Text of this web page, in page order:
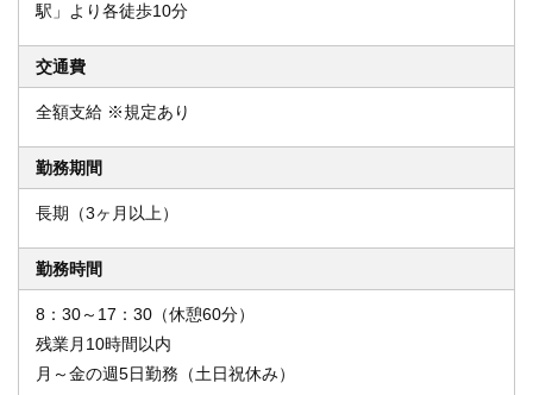
駅」より各徒歩10分
交通費
全額支給 ※規定あり
勤務期間
長期（3ヶ月以上）
勤務時間
8：30～17：30（休憩60分）
残業月10時間以内
月～金の週5日勤務（土日祝休み）